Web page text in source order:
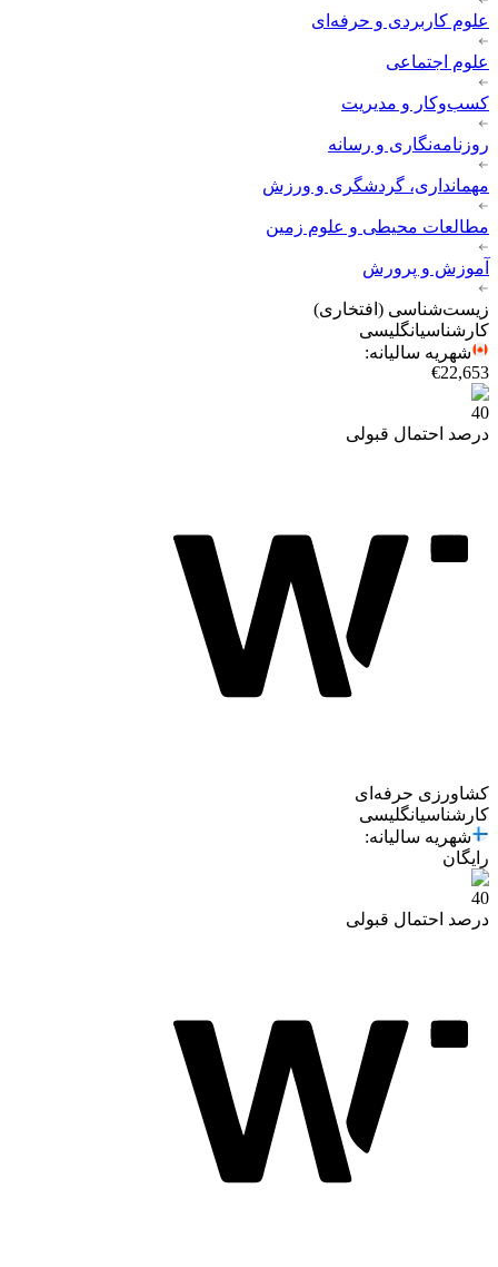
علوم کاربردی و حرفه‌ای
علوم اجتماعی
کسب‌وکار و مدیریت
روزنامه‌نگاری و رسانه
مهمانداری، گردشگری و ورزش
مطالعات محیطی و علوم زمین
آموزش و پرورش
زیست‌شناسی (افتخاری)
کارشناسیانگلیسی
شهریه سالیانه:
€22,653
40
درصد احتمال قبولی
کشاورزی حرفه‌ای
کارشناسیانگلیسی
شهریه سالیانه:
رایگان
40
درصد احتمال قبولی